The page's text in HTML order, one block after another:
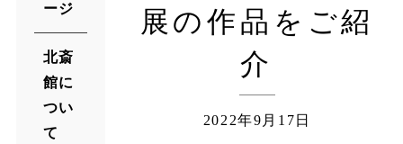
展の作品をご紹
介
2022年9月17日
ージ
北斎
館に
つい
て